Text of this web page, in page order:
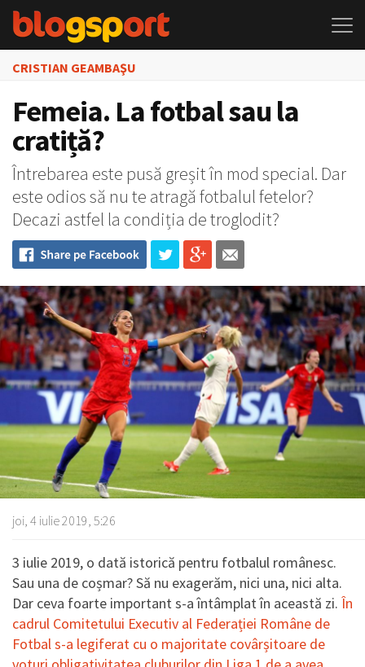
CRISTIAN GEAMBAŞU
Femeia. La fotbal sau la
cratiță?
Întrebarea este pusă greșit în mod special. Dar
este odios să nu te atragă fotbalul fetelor?
Decazi astfel la condiția de troglodit?
joi, 4 iulie 2019, 5:26
3 iulie 2019, o dată istorică pentru fotbalul românesc.
Sau una de coșmar? Să nu exagerăm, nici una, nici alta.
Dar ceva foarte important s-a întâmplat în această zi. În
cadrul Comitetului Executiv al Federației Române de
Fotbal s-a legiferat cu o majoritate covârșitoare de